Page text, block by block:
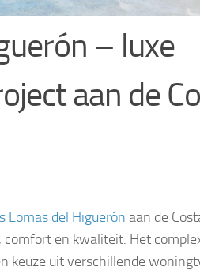
– luxe
aan de
Lomas del Higuerón aan de
en kwaliteit. Het
keuze uit verschillende